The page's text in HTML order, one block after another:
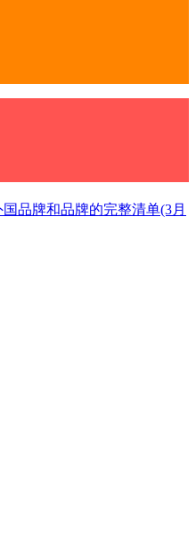
品牌和品牌的完整清单(3月